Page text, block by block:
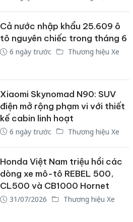
Cả nước nhập khẩu 25.609 ô
tô nguyên chiếc trong tháng 6
6 ngày trước Thương hiệu Xe
Xiaomi Skynomad N90: SUV
điện mở rộng phạm vi với thiết
kế cabin linh hoạt
6 ngày trước Thương hiệu Xe
Honda Việt Nam triệu hồi các
dòng xe mô-tô REBEL 500,
CL500 và CB1000 Hornet
31/07/2026 Thương hiệu Xe